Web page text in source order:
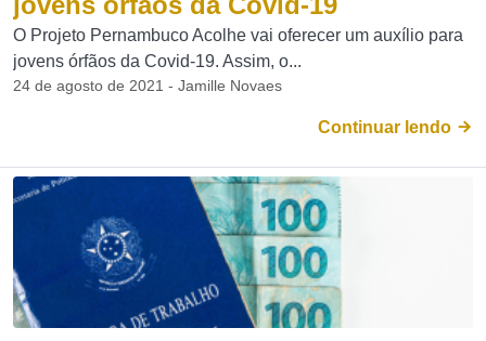
O Projeto Pernambuco Acolhe vai oferecer um auxílio para
jovens órfãos da Covid-19. Assim, o...
24 de agosto de 2021 - Jamille Novaes
Continuar lendo